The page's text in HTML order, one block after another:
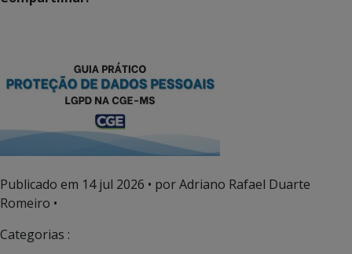
Publicado em 14 jul 2026 • por Adriano Rafael Duarte
Romeiro •
Categorias :